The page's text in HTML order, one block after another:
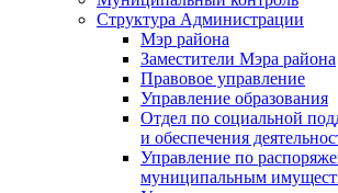
Структура Администрации
Мэр района
Заместители Мэра района
Правовое управление
Управление образования
Отдел по социальной
и обеспечения
Управление по
муниципальным